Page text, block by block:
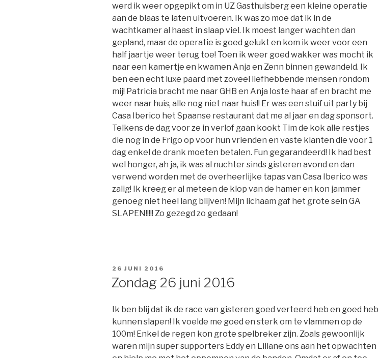
werd ik weer opgepikt om in UZ Gasthuisberg een kleine operatie
aan de blaas te laten uitvoeren. Ik was zo moe dat ik in de
wachtkamer al haast in slaap viel. Ik moest langer wachten dan
gepland, maar de operatie is goed gelukt en kom ik weer voor een
half jaartje weer terug toe! Toen ik weer goed wakker was mocht ik
naar een kamertje en kwamen Anja en Zenn binnen gewandeld. Ik
ben een echt luxe paard met zoveel liefhebbende mensen rondom
mij! Patricia bracht me naar GHB en Anja loste haar af en bracht me
weer naar huis, alle nog niet naar huis!! Er was een stuif uit party bij
Casa Iberico het Spaanse restaurant dat me al jaar en dag sponsort.
Telkens de dag voor ze in verlof gaan kookt Tim de kok alle restjes
die nog in de Frigo op voor hun vrienden en vaste klanten die voor 1
dag enkel de drank moeten betalen. Fun gegarandeerd! Ik had best
wel honger, ah ja, ik was al nuchter sinds gisteren avond en dan
verwend worden met de overheerlijke tapas van Casa Iberico was
zalig! Ik kreeg er al meteen de klop van de hamer en kon jammer
genoeg niet heel lang blijven! Mijn lichaam gaf het grote sein GA
SLAPEN!!!!! Zo gezegd zo gedaan!
GEPLAATST
OP
26 JUNI 2016
Zondag 26 juni 2016
Ik ben blij dat ik de race van gisteren goed verteerd heb en goed heb
kunnen slapen! Ik voelde me goed en sterk om te vlammen op de
100m! Enkel de regen kon grote spelbreker zijn. Zoals gewoonlijk
waren mijn super supporters Eddy en Liliane ons aan het opwachten